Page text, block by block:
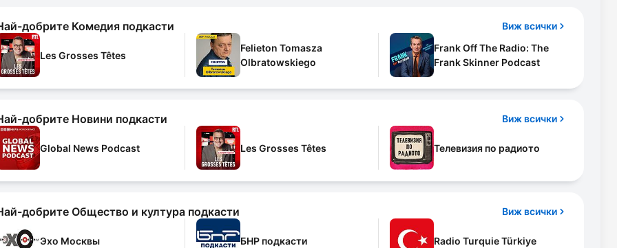
добрите Комедия подкасти Виж всички
Les Grosses Têtes
Felieton Tomasza
Olbratowskiego
Frank Off The Radio: The
Frank Skinner Podcast
добрите Новини подкасти Виж всички
Global News Podcast Les Grosses Têtes Телевизия по радиото
добрите Общество и култура подкасти Виж всички
Эхо Москвы БНР подкасти Radio Turquie Türkiye